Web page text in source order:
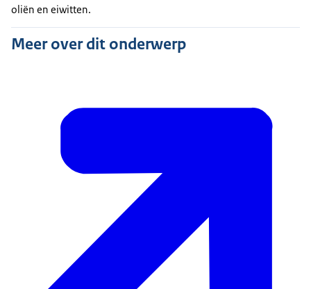
oliën en eiwitten.
Meer over dit onderwerp